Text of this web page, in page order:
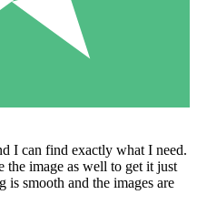
I can find exactly what I need.
the image as well to get it just
smooth and the images are